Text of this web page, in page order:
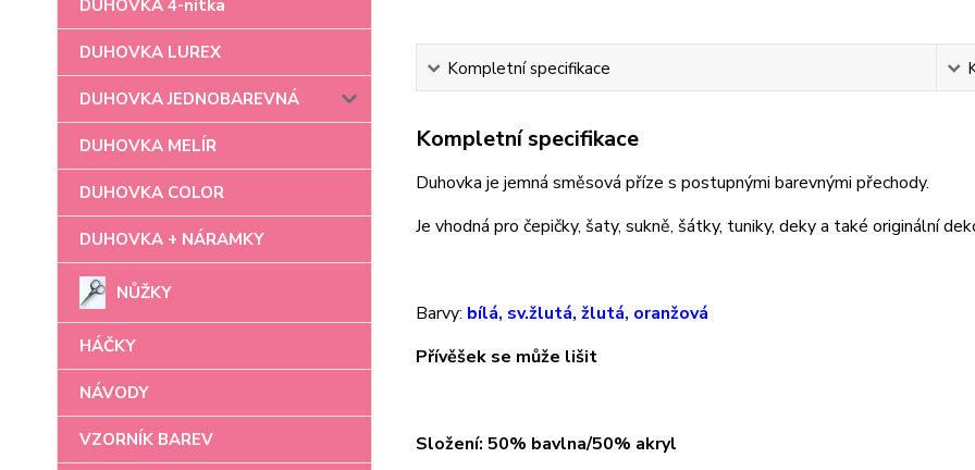
DUHOVKA 4-nitka
DUHOVKA LUREX
DUHOVKA JEDNOBAREVNÁ
DUHOVKA MELÍR
DUHOVKA COLOR
DUHOVKA + NÁRAMKY
NŮŽKY
HÁČKY
NÁVODY
VZORNÍK BAREV
Kompletní specifikace
Kompletní specifikace
Duhovka je jemná směsová příze s postupnými barevnými přechody.
Je vhodná pro čepičky, šaty, sukně, šátky, tuniky, deky a také originální
Barvy: bílá, sv.žlutá, žlutá, oranžová
Přívěšek se může lišit
Složení: 50% bavlna/50% akryl